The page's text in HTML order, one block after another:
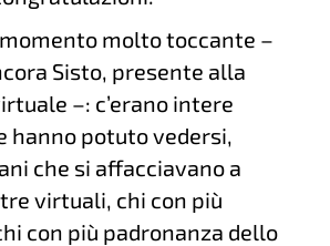
molto toccante –
Sisto, presente alla
–: c’erano intere
hanno potuto vedersi,
che si affacciavano a
virtuali, chi con più
con più padronanza dello